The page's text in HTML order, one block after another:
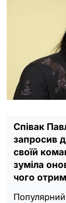
Співак
запросив
своїй
зуміла
чого
Популярний